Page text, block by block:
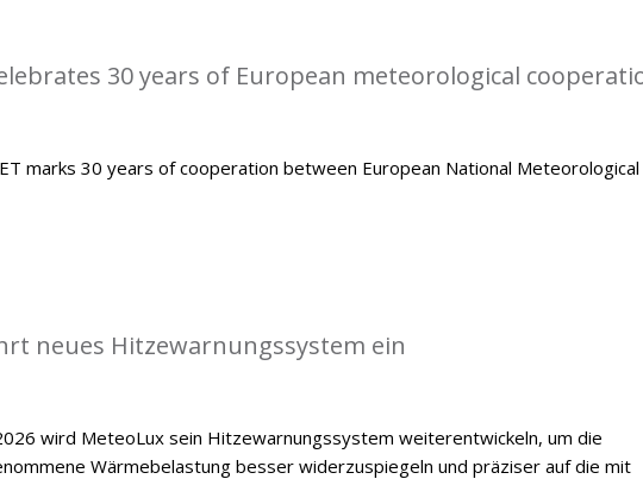
30 years of European meteorological
marks 30 years of cooperation between European National Meteorological
neues Hitzewarnungssystem ein
wird MeteoLux sein Hitzewarnungssystem weiterentwickeln, um die
Wärmebelastung besser widerzuspiegeln und präziser auf die mit